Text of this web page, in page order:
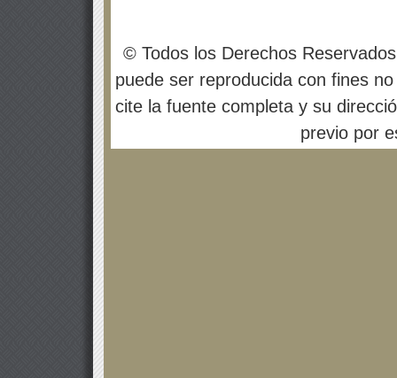
© Todos los Derechos
puede ser reproducida con fines
cite la fuente completa y su
previo por